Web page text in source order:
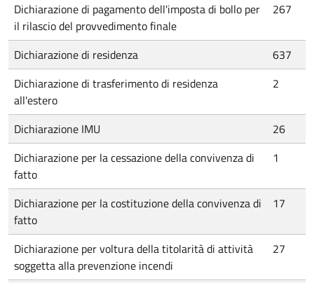
Dichiarazione di pagamento dell'imposta di bollo per
il rilascio del provvedimento finale
267
Dichiarazione di residenza
637
Dichiarazione di trasferimento di residenza
all'estero
2
Dichiarazione IMU
26
Dichiarazione per la cessazione della convivenza di
fatto
1
Dichiarazione per la costituzione della convivenza di
fatto
17
Dichiarazione per voltura della titolarità di attività
soggetta alla prevenzione incendi
27